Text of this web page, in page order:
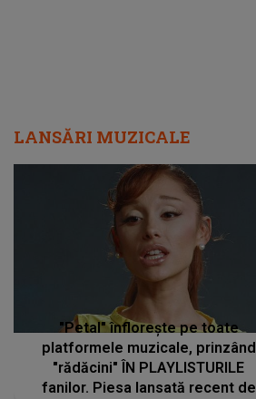
LANSĂRI MUZICALE
"Petal" înflorește pe toate
platformele muzicale, prinzând
"rădăcini" ÎN PLAYLISTURILE
fanilor. Piesa lansată recent de